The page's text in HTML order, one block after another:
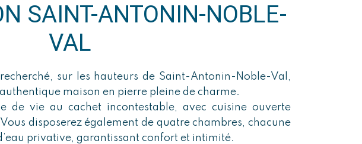
SAINT-ANTONIN-NOBLE-
VAL
sur les hauteurs de Saint-Antonin-Noble-Val,
maison en pierre pleine de charme.
de vie au cachet incontestable, avec cuisine ouverte
disposerez également de quatre chambres, chacune
privative, garantissant confort et intimité.